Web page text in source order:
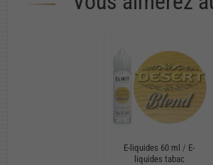
E-liquides 60 ml / E-
liquides tabac